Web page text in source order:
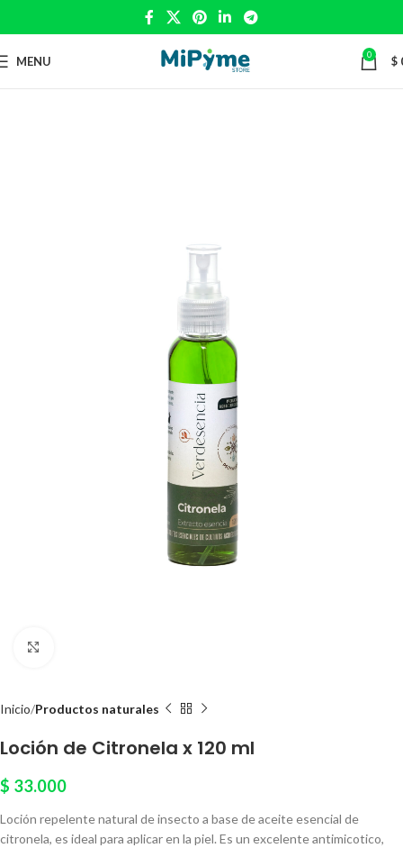
MENU 0 $
Inicio Productos naturales
Loción de Citronela x 120 ml
$ 33.000
Loción repelente natural de insecto a base de aceite esencial de
citronela, es ideal para aplicar en la piel. Es un excelente antimicotico,